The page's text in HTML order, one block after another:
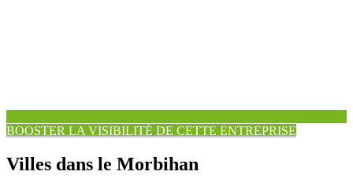
BOOSTER LA VISIBILITÉ DE CETTE ENTREPRISE
Villes dans le Morbihan